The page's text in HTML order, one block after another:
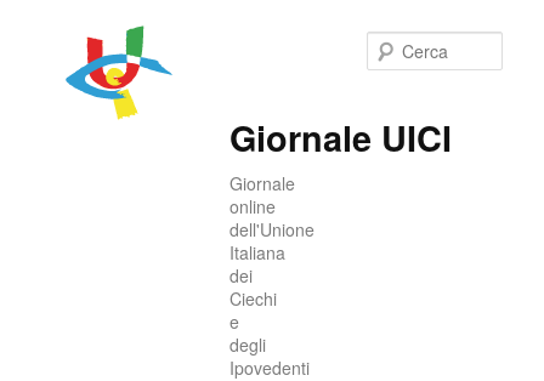
Giornale UICI
Giornale
online
dell'Unione
Italiana
dei
Ciechi
e
degli
Ipovedenti